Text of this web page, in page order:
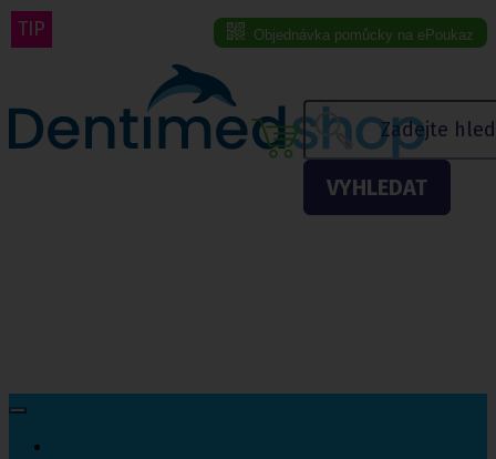
Objednávka pomůcky na ePoukaz
VYHLEDAT
Menu eshopu
TIP